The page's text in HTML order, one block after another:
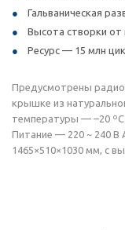
Гальваническая
Высота створки
Ресурс — 15 млн
Предусмотрены
крышке из
температуры — –20
Питание — 220 ~ 240 В
1465×510×1030 мм, с